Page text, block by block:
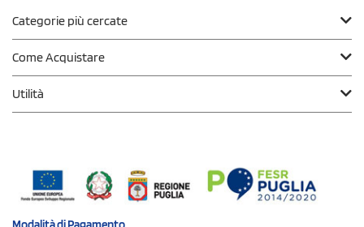
Categorie più cercate
Come Acquistare
Utilità